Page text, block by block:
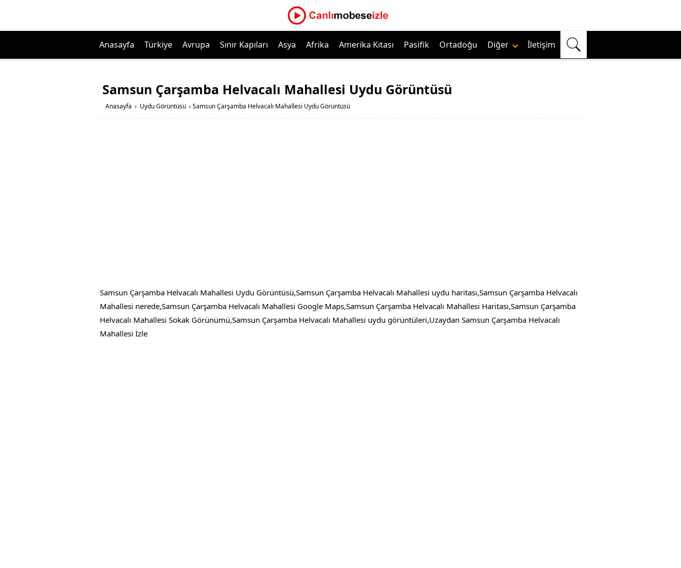
Anasayfa Türkiye Avrupa Sınır Kapıları Asya Afrika Amerika Kıtası Pasifik Ortadoğu Diğer İletişim
Samsun Çarşamba Helvacalı Mahallesi Uydu Görüntüsü
Anasayfa › Uydu Görüntüsü › Samsun Çarşamba Helvacalı Mahallesi Uydu Görüntüsü
Samsun Çarşamba Helvacalı Mahallesi Uydu Görüntüsü,Samsun Çarşamba Helvacalı Mahallesi uydu haritası,Samsun Çarşamba Helvacalı
Mahallesi nerede,Samsun Çarşamba Helvacalı Mahallesi Google Maps,Samsun Çarşamba Helvacalı Mahallesi Haritası,Samsun Çarşamba
Helvacalı Mahallesi Sokak Görünümü,Samsun Çarşamba Helvacalı Mahallesi uydu görüntüleri,Uzaydan Samsun Çarşamba Helvacalı
Mahallesi İzle